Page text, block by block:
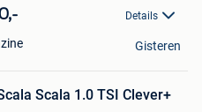
Details
Gisteren
Scala 1.0 TSI Clever+